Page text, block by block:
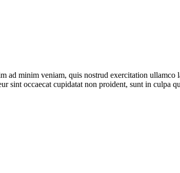
ad minim veniam, quis nostrud exercitation ullamco
sint occaecat cupidatat non proident, sunt in culpa